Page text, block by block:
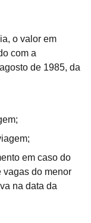
o valor em
com a
de 1985, da
em caso do
vagas do menor
na data da